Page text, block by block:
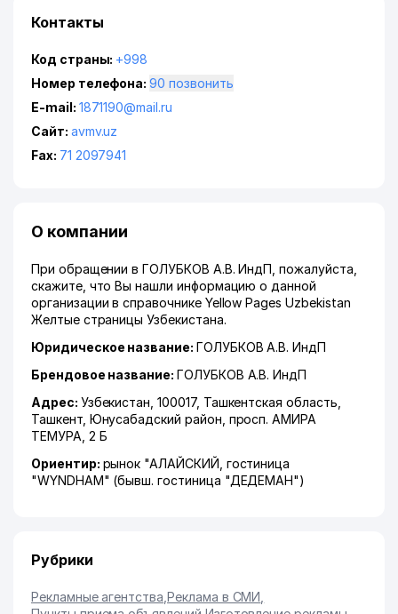
Контакты
Код страны: +998
Номер телефона:
90 позвонить
E-mail: 1871190@mail.ru
Сайт: avmv.uz
Fax: 71 2097941
О компании
При обращении в ГОЛУБКОВ А.В. ИндП, пожалуйста,
скажите, что Вы нашли информацию о данной
организации в справочнике Yellow Pages Uzbekistan
Желтые страницы Узбекистана.
Юридическое название: ГОЛУБКОВ А.В. ИндП
Брендовое название: ГОЛУБКОВ А.В. ИндП
Адрес: Узбекистан, 100017, Ташкентская область
Ташкент, Юнусабадский район просп. АМИРА
ТЕМУРА , 2 Б
Ориентир: рынок "АЛАЙСКИЙ, гостиница
"WYNDHAM" (бывш. гостиница "ДЕДЕМАН")
Рубрики
Рекламные агентства ,Реклама в СМИ